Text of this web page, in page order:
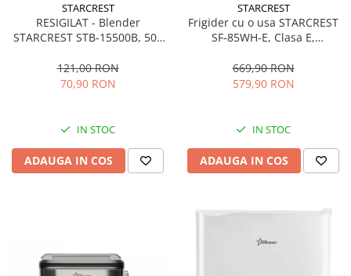
STARCREST
RESIGILAT - Blender
STARCREST STB-15500B, 500
Pulse, Negru
121,00 RON
70,90 RON
IN STOC
ADAUGA IN COS
STARCREST
Frigider cu o usa STARCREST
SF-85WH-E, Clasa E,
interioara, Compartiment
gheata, H 82 cm, Alb
669,90 RON
579,90 RON
IN STOC
ADAUGA IN COS